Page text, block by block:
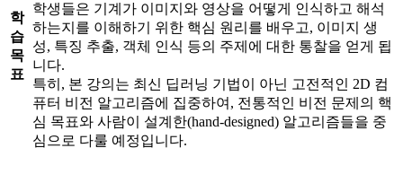
학
습
목
표
학생들은 기계가 이미지와 영상을 어떻게 인식하고 해석
하는지를 이해하기 위한 핵심 원리를 배우고, 이미지 생
성, 특징 추출, 객체 인식 등의 주제에 대한 통찰을 얻게 됩
니다.
특히, 본 강의는 최신 딥러닝 기법이 아닌 고전적인 2D 컴
퓨터 비전 알고리즘에 집중하여, 전통적인 비전 문제의 핵
심 목표와 사람이 설계한(hand-designed) 알고리즘들을 중
심으로 다룰 예정입니다.